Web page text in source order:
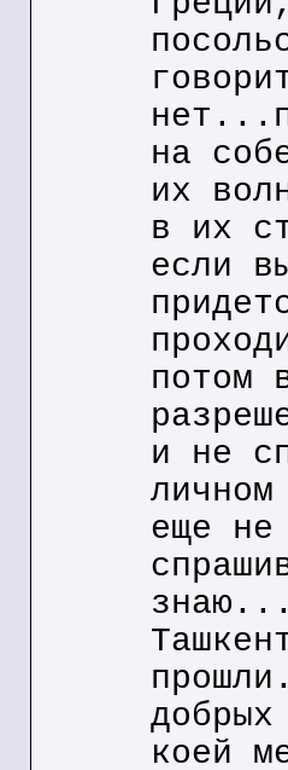
на
их
в их
если
потом
и не
еще
коей